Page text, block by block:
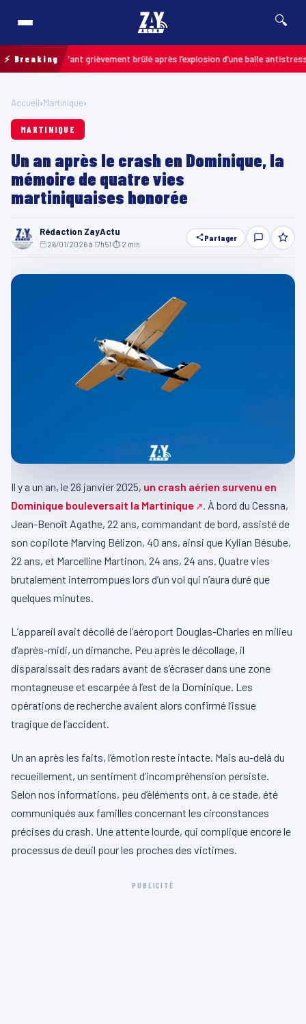
🔍
⚡ Breaking
: un enfant grièvement brûlé après l’explosion d’une balle antistress
Accueil›Martinique›
MARTINIQUE
Un an après le crash en Dominique, la
mémoire de quatre vies
martiniquaises honorée
Rédaction ZayActu
26/01/2026 à 17h51 ⏱ 2 min
Partager
Il y a un an, le 26 janvier 2025, un crash aérien survenu en
Dominique bouleversait la Martinique
. À bord du Cessna,
Jean-Benoît Agathe, 22 ans, commandant de bord, assisté de
son copilote Marving Bélizon, 40 ans, ainsi que Kylian Bésube,
22 ans, et Marcelline Martinon, 24 ans, 24 ans. Quatre vies
brutalement interrompues lors d’un vol qui n’aura duré que
quelques minutes.
L’appareil avait décollé de l’aéroport Douglas-Charles en milieu
d’après-midi, un dimanche. Peu après le décollage, il
disparaissait des radars avant de s’écraser dans une zone
montagneuse et escarpée à l’est de la Dominique. Les
opérations de recherche avaient alors confirmé l’issue
tragique de l’accident.
Un an après les faits, l’émotion reste intacte. Mais au-delà du
recueillement, un sentiment d’incompréhension persiste.
Selon nos informations, peu d’éléments ont, à ce stade, été
communiqués aux familles concernant les circonstances
précises du crash. Une attente lourde, qui complique encore le
processus de deuil pour les proches des victimes.
PUBLICITÉ